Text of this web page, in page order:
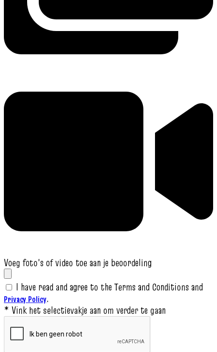
Voeg foto's of video toe aan je beoordeling
I have read and agree to the Terms and Conditions and
Privacy Policy.
* Vink het selectievakje aan om verder te gaan